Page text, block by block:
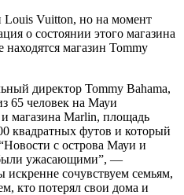
Louis Vuitton, но на момент
о состоянии этого магазина
находятся магазин Tommy
директор Tommy Bahama,
65 человек на Мауи
магазина Marlin, площадь
квадратных футов и который
с острова Мауи и
были ужасающими”, —
искренне сочувствуем семьям,
кто потерял свои дома и